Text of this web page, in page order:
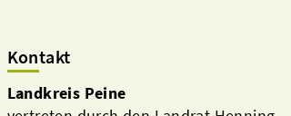
Kontakt
Landkreis Peine